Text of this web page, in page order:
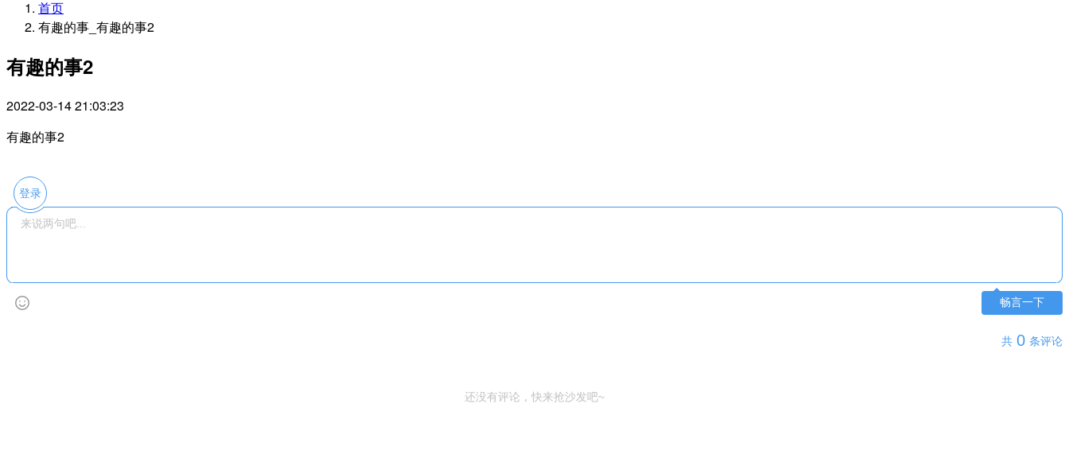
首页
有趣的事_有趣的事2
有趣的事2
2022-03-14 21:03:23
有趣的事2
登录
畅言一下
共 0 条评论
还没有评论，快来抢沙发吧~